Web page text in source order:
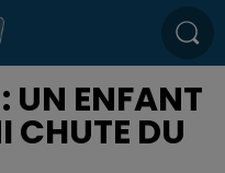
UN ENFANT
CHUTE DU